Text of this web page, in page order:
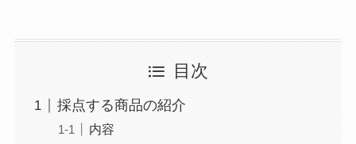
目次
採点する商品の紹介
内容